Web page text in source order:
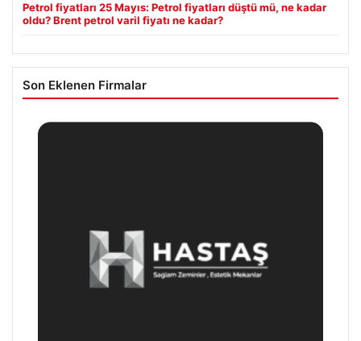
Petrol fiyatları 25 Mayıs: Petrol fiyatları düştü mü, ne kadar
oldu? Brent petrol varil fiyatı ne kadar?
Son Eklenen Firmalar